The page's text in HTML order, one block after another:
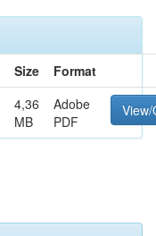
Size
Format
4,36
MB
Adobe
PDF